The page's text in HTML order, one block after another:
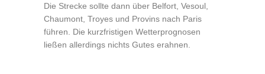
Die Strecke sollte dann über Belfort, Vesoul,
Chaumont, Troyes und Provins nach Paris
führen. Die kurzfristigen Wetterprognosen
ließen allerdings nichts Gutes erahnen.